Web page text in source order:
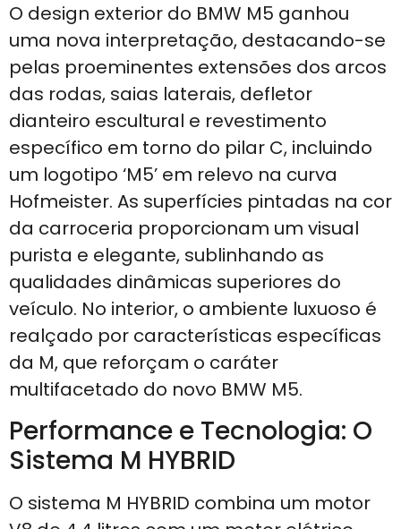
O design exterior do BMW M5 ganhou
uma nova interpretação, destacando-se
pelas proeminentes extensões dos arcos
das rodas, saias laterais, defletor
dianteiro escultural e revestimento
específico em torno do pilar C, incluindo
um logotipo ‘M5’ em relevo na curva
Hofmeister. As superfícies pintadas na cor
da carroceria proporcionam um visual
purista e elegante, sublinhando as
qualidades dinâmicas superiores do
veículo. No interior, o ambiente luxuoso é
realçado por características específicas
da M, que reforçam o caráter
multifacetado do novo BMW M5.
Performance e Tecnologia: O
Sistema M HYBRID
O sistema M HYBRID combina um motor